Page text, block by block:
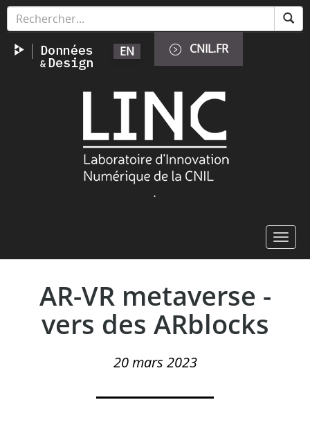
Aller
principal
EN CNIL.FR
.
AR-VR metaverse -
vers des ARblocks
20 mars 2023
Panneau de gestion des cookies